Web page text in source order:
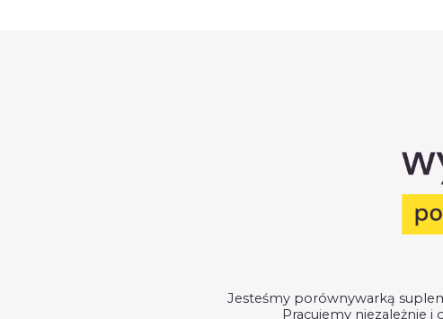
Jesteśmy porównywarką
Pracujemy niezależnie i